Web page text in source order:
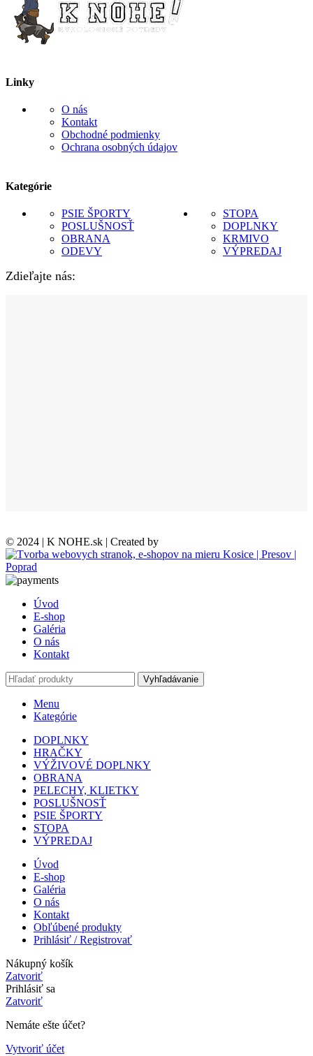
Linky
O nás
Kontakt
Obchodné podmienky
Ochrana osobných údajov
Kategórie
PSIE ŠPORTY
POSLUŠNOSŤ
OBRANA
ODEVY
STOPA
DOPLNKY
KRMIVO
VÝPREDAJ
Zdieľajte nás:
© 2024 | K NOHE.sk | Created by
Úvod
E-shop
Galéria
O nás
Kontakt
Vyhľadávanie
Menu
Kategórie
DOPLNKY
HRAČKY
VÝŽIVOVÉ DOPLNKY
OBRANA
PELECHY, KLIETKY
POSLUŠNOSŤ
PSIE ŠPORTY
STOPA
VÝPREDAJ
Úvod
E-shop
Galéria
O nás
Kontakt
Obľúbené produkty
Prihlásiť / Registrovať
Nákupný košík
Zatvoriť
Prihlásiť sa
Zatvoriť
Nemáte ešte účet?
Vytvoriť účet